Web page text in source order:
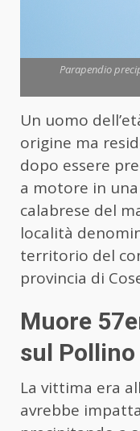
Parapendio
Un uomo
origine ma
dopo essere
a motore in
calabrese del
località
territorio del
provincia di
Muore
sul Pollino
La vittima era
avrebbe